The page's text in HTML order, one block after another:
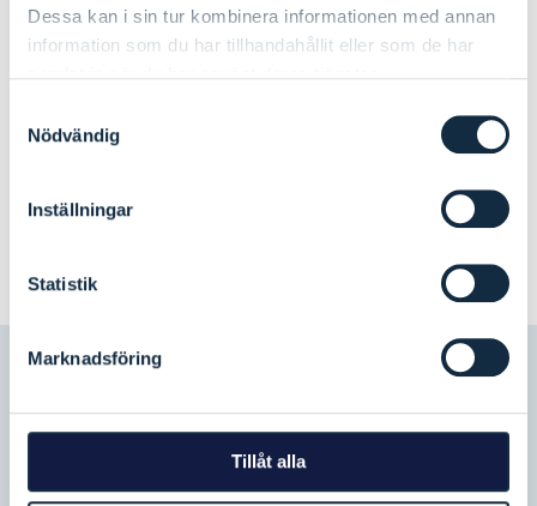
Dessa kan i sin tur kombinera informationen med annan
information som du har tillhandahållit eller som de har
Nödvändig
Inställningar
Statistik
Marknadsföring
Tillåt alla
Filstørrelse: 5.07 MB Filtype: pdf
Se flere innlegg
Abonnere
på vårt nyhetsbrev
Fire ganger i året sender vi i Svinesundutvalget ut